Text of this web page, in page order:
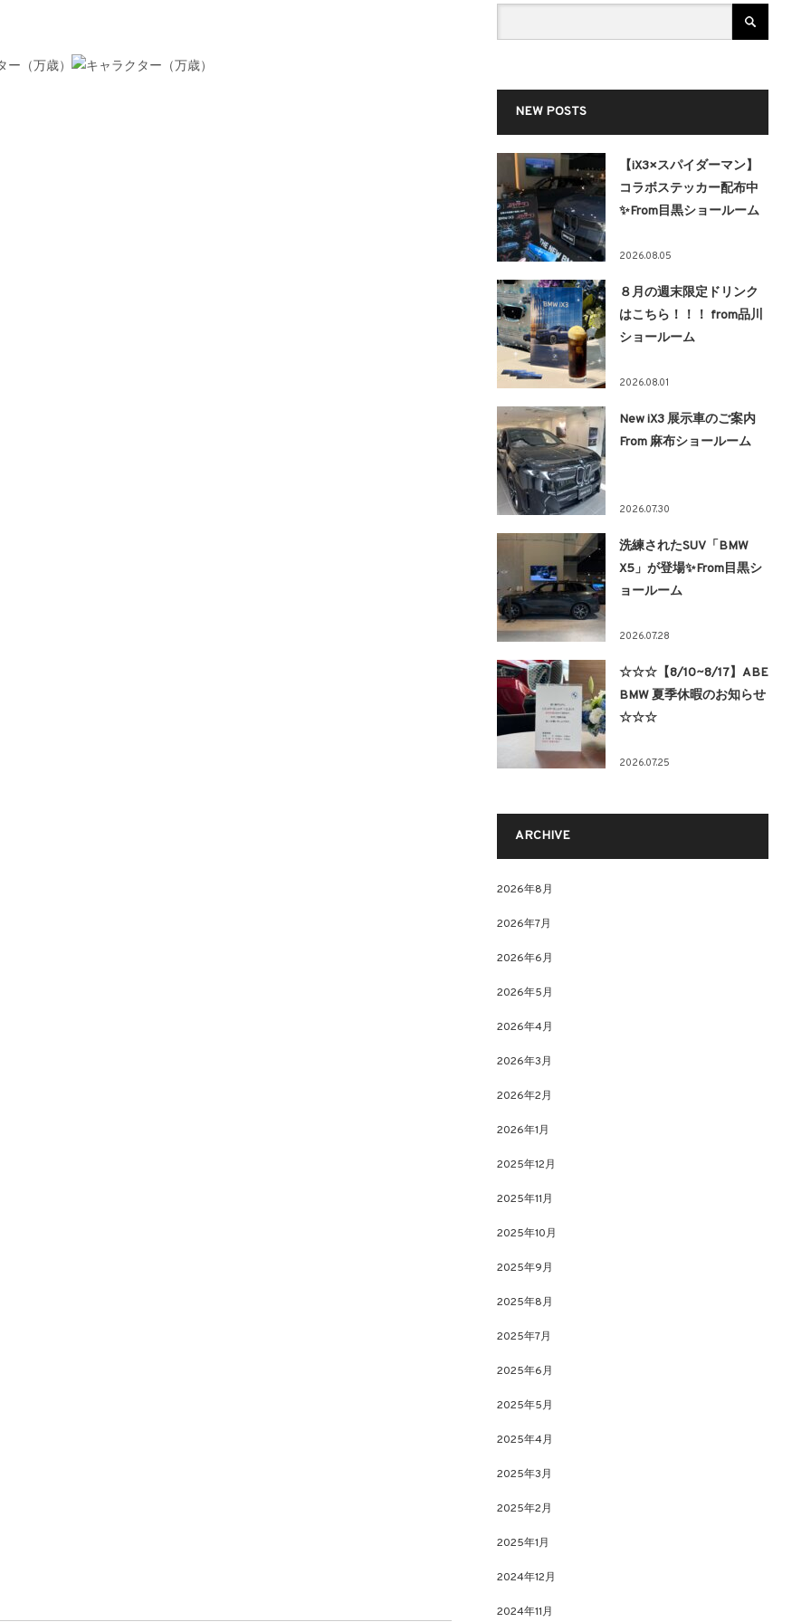
NEW POSTS
【iX3×スパイダーマン】
コラボステッカー配布中
✨From目黒ショールーム
2026.08.05
８月の週末限定ドリンク
はこちら！！！ from品川
ショールーム
2026.08.01
New iX3 展示車のご案内
From 麻布ショールーム
2026.07.30
洗練されたSUV「BMW
X5」が登場✨From目黒シ
ョールーム
2026.07.28
☆☆☆【8/10~8/17】ABE
BMW 夏季休暇のお知らせ
☆☆☆
2026.07.25
ARCHIVE
2026年8月
2026年7月
2026年6月
2026年5月
2026年4月
2026年3月
2026年2月
2026年1月
2025年12月
2025年11月
2025年10月
2025年9月
2025年8月
2025年7月
2025年6月
2025年5月
2025年4月
2025年3月
2025年2月
2025年1月
2024年12月
2024年11月